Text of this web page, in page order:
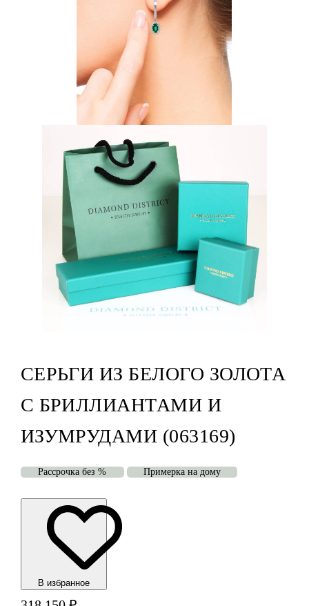
СЕРЬГИ ИЗ БЕЛОГО ЗОЛОТА
С БРИЛЛИАНТАМИ И
ИЗУМРУДАМИ (063169)
Рассрочка без % Примерка на дому
В избранноe